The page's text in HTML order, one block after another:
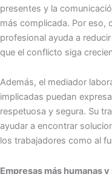
presentes y la
más complicada. Por eso,
profesional ayuda a
que el conflicto siga
Además, el mediador
implicadas puedan
respetuosa y segura. Su
ayudar a encontrar
los trabajadores como al
Empresas más humanas